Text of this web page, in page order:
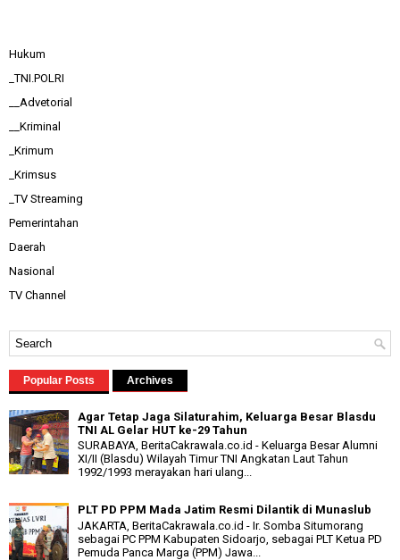
Hukum
_TNI.POLRI
__Advetorial
__Kriminal
_Krimum
_Krimsus
_TV Streaming
Pemerintahan
Daerah
Nasional
TV Channel
Popular Posts Archives
Agar Tetap Jaga Silaturahim, Keluarga Besar Blasdu
TNI AL Gelar HUT ke-29 Tahun
SURABAYA, BeritaCakrawala.co.id - Keluarga Besar Alumni
XI/II (Blasdu) Wilayah Timur TNI Angkatan Laut Tahun
1992/1993 merayakan hari ulang...
PLT PD PPM Mada Jatim Resmi Dilantik di Munaslub
JAKARTA, BeritaCakrawala.co.id - Ir. Somba Situmorang
sebagai PC PPM Kabupaten Sidoarjo, sebagai PLT Ketua PD
Pemuda Panca Marga (PPM) Jawa...